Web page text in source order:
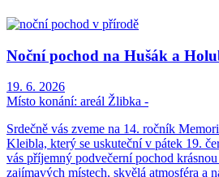
Noční pochod na Hušák a
19. 6. 2026
Místo konání: areál Žlibka -
Srdečně vás zveme na 14. ročník
Kleibla, který se uskuteční v pátek 19.
vás příjemný podvečerní pochod
zajímavých místech, skvělá atmosféra a